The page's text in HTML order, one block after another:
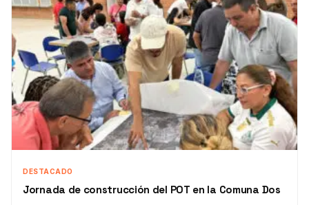
DESTACADO
Jornada de construcción del POT en la Comuna Dos